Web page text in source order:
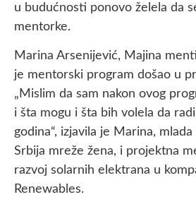
u budućnosti ponovo želela da
mentorke.
Marina Arsenijević, Majina
je mentorski program došao u
„Mislim da sam nakon ovog
i šta mogu i šta bih volela da
godina“, izjavila je Marina,
Srbija mreže žena, i projektna
razvoj solarnih elektrana u
Renewables.